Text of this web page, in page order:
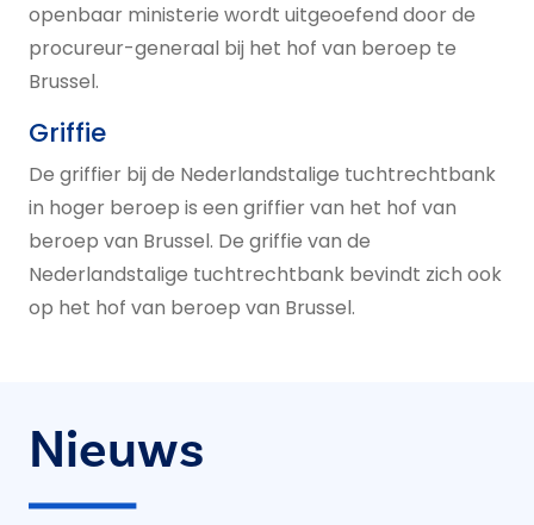
openbaar ministerie wordt uitgeoefend door de
procureur-generaal bij het hof van beroep te
Brussel.
Griffie
De griffier bij de Nederlandstalige tuchtrechtbank
in hoger beroep is een griffier van het hof van
beroep van Brussel. De griffie van de
Nederlandstalige tuchtrechtbank bevindt zich ook
op het hof van beroep van Brussel.
Nieuws